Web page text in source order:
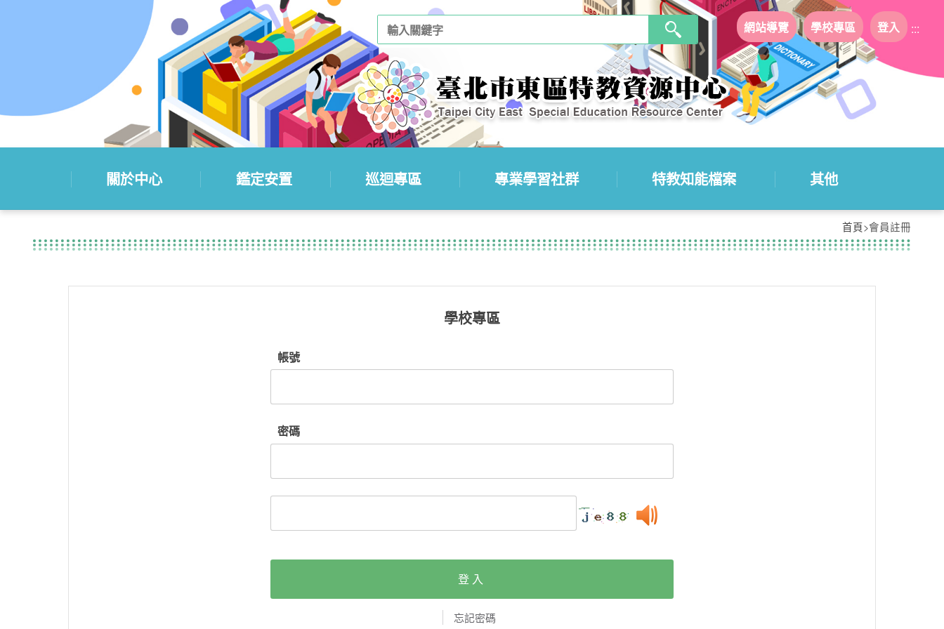
:::
網站導覽 學校專區 登入
關於中心 鑑定安置 巡迴專區 專業學習社群 特教知能檔案 其他
首頁>會員註冊
學校專區
帳號
密碼
登入
忘記密碼